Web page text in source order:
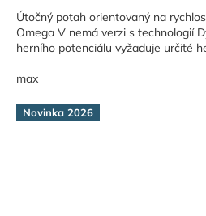
Útočný potah orientovaný na
Omega V nemá verzi s technologií
herního potenciálu vyžaduje určité
max
Novinka 2026